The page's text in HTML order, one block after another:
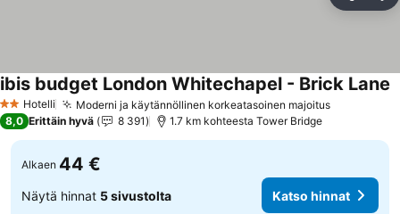
2 Tähtiluokitus
Hotelli Moderni ja käytännöllinen korkeatasoinen majoitus
ibis budget London Whitechapel - Brick Lane
8,0 Erittäin hyvä 8 391 1.7 km kohteesta Tower Bridge
Alkaen 44 €
Näytä hinnat 5 sivustolta Katso hinnat